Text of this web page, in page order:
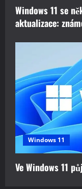
Windows 11 se
aktualizace:
Windows 11
Ve Windows 11